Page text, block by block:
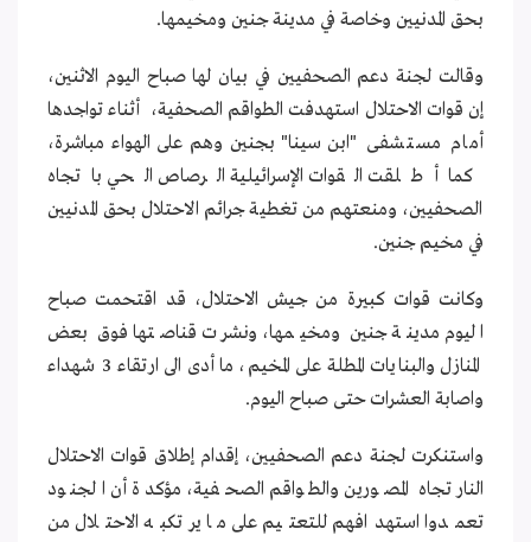
بحق المدنيين وخاصة في مدينة جنين ومخيمها.
وقالت لجنة دعم الصحفيين في بيان لها صباح اليوم الاثنين،
إن قوات الاحتلال استهدفت الطواقم الصحفية، أثناء تواجدها
أمام مستشفى "ابن سينا" بجنين وهم على الهواء مباشرة،
كما أطلقت القوات الإسرائيلية الرصاص الحي باتجاه
الصحفيين، ومنعتهم من تغطية جرائم الاحتلال بحق المدنيين
في مخيم جنين.
وكانت قوات كبيرة من جيش الاحتلال، قد اقتحمت صباح
اليوم مدينة جنين ومخيمها، ونشرت قناصتها فوق بعض
المنازل والبنايات المطلة على المخيم، ما أدى الى ارتقاء 3 شهداء
واصابة العشرات حتى صباح اليوم.
واستنكرت لجنة دعم الصحفيين، إقدام إطلاق قوات الاحتلال
النار تجاه المصورين والطواقم الصحفية، مؤكدة أن الجنود
تعمدوا استهدافهم للتعتيم على ما يرتكبه الاحتلال من